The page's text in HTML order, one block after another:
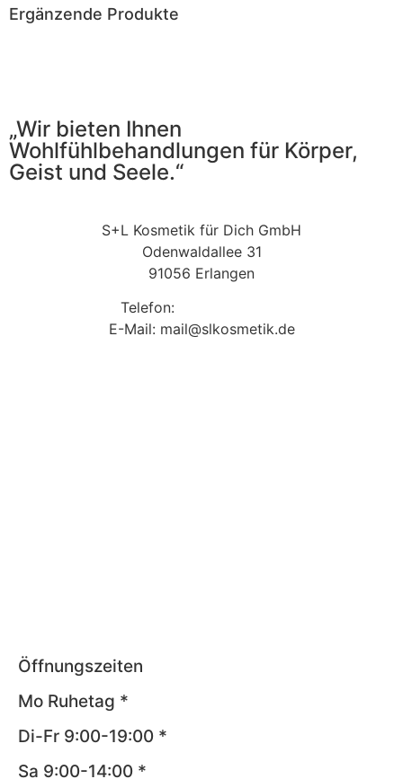
Ergänzende Produkte
„Wir bieten Ihnen
Wohlfühlbehandlungen für Körper,
Geist und Seele.“
S+L Kosmetik für Dich GmbH
Odenwaldallee 31
91056 Erlangen
Telefon:
E-Mail: mail@slkosmetik.de
Öffnungszeiten
Mo Ruhetag *
Di-Fr 9:00-19:00 *
Sa 9:00-14:00 *